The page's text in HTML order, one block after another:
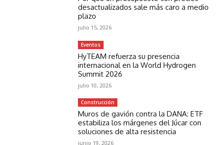
desactualizados sale más caro a medio
plazo
julio 15, 2026
Eventos
HyTEAM refuerza su presencia
internacional en la World Hydrogen
Summit 2026
julio 10, 2026
Construcción
Muros de gavión contra la DANA: ETF
estabiliza los márgenes del Júcar con
soluciones de alta resistencia
junio 19, 2026